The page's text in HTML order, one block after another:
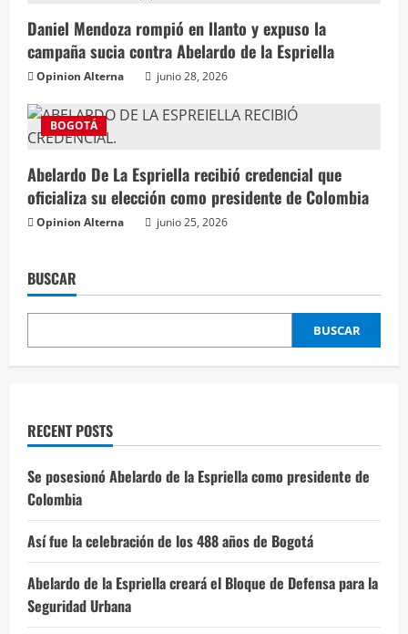
Daniel Mendoza rompió en llanto y expuso la
campaña sucia contra Abelardo de la Espriella
Opinion Alterna junio 28, 2026
BOGOTÁ
Abelardo De La Espriella recibió credencial que
oficializa su elección como presidente de Colombia
Opinion Alterna junio 25, 2026
BUSCAR
BUSCAR
RECENT POSTS
Se posesionó Abelardo de la Espriella como presidente de
Colombia
Así fue la celebración de los 488 años de Bogotá
Abelardo de la Espriella creará el Bloque de Defensa para la
Seguridad Urbana